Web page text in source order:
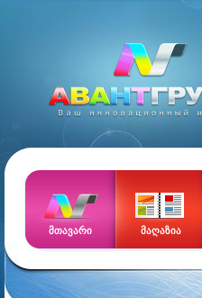
მთავარი მაღაზია